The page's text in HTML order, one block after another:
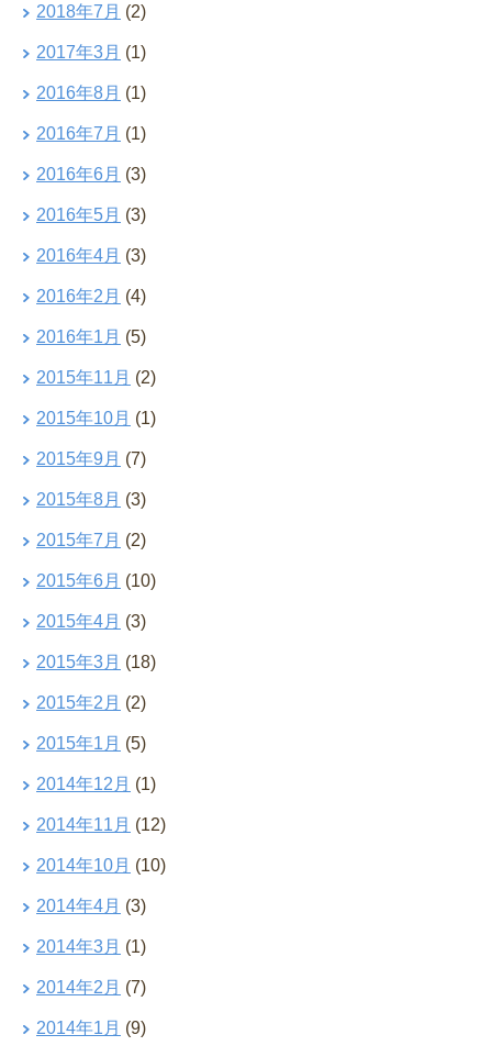
2018年7月 (2)
2017年3月 (1)
2016年8月 (1)
2016年7月 (1)
2016年6月 (3)
2016年5月 (3)
2016年4月 (3)
2016年2月 (4)
2016年1月 (5)
2015年11月 (2)
2015年10月 (1)
2015年9月 (7)
2015年8月 (3)
2015年7月 (2)
2015年6月 (10)
2015年4月 (3)
2015年3月 (18)
2015年2月 (2)
2015年1月 (5)
2014年12月 (1)
2014年11月 (12)
2014年10月 (10)
2014年4月 (3)
2014年3月 (1)
2014年2月 (7)
2014年1月 (9)